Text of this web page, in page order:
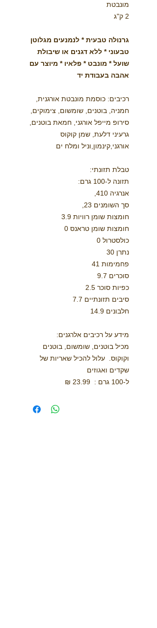
מונבטת
2 ק"ג
גרנולה טבעית * לנמנעים מגלוטן
טבעוני * ללא דגנים או שיבולת
שועל * מונבט * פלאיו * מיוצר עם
אהבה בעבודת יד
רכיבים: כוסמת מונבטת אורגנית,
חמניה, בוטנים, שומשום, צימוקים,
סירופ מייפל אורגני, חמאת בוטנים,
גרעיני דלעת, שמן קוקוס
אורגני,קינמון,וניל ומלח ים
טבלת תזונתי:
תזונה ל-100 גרם:
אנרגיה 410,
סך השומנים 23,
חומצות שומן רוויות 3.9
חומצות שומן טראנס 0
כולסטרול 0
נתרן 30
פחמימות 41
סוכרים 9.7
כפיות סוכר 2.5
סיבים תזונתיים 7.7
חלבונים 14.9
מידע על רכיבים אלרגנים:
מכיל בוטנים, שומשום, בוטנים
וקוקוס. עלול להכיל שאריות של
שקדים ואגוזים
ל-100 גרם : 23.99 ₪